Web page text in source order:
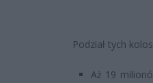
Podział tych
Aż 19